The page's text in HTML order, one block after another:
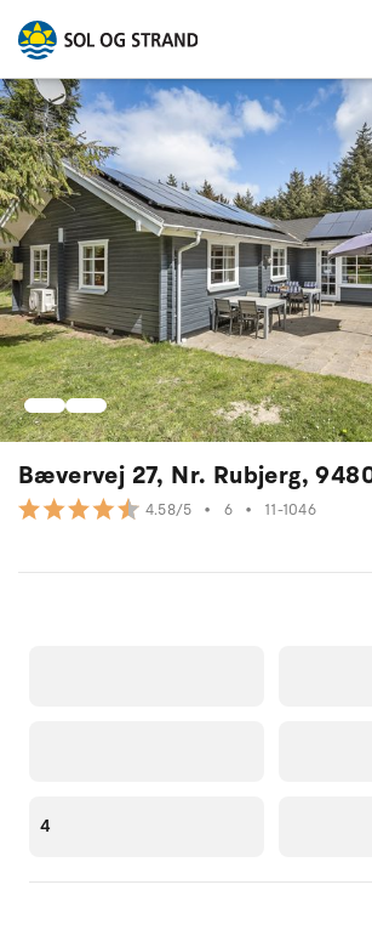
Bævervej 27, Nr. Rubjerg,
4.58/5 • 6 • 11-1046
4